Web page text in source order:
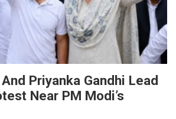
Priyanka Gandhi Lead
Near PM Modi’s